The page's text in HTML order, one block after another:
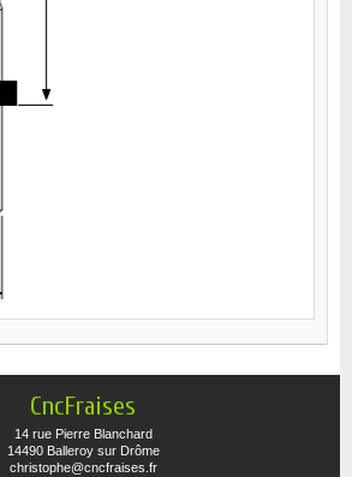
CncFraises
14 rue Pierre Blanchard
14490 Balleroy sur Drôme
christophe@cncfraises.fr